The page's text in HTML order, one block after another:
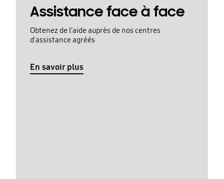
Assistance face à face
Obtenez de l'aide auprès de nos centres
d'assistance agréés
En savoir plus